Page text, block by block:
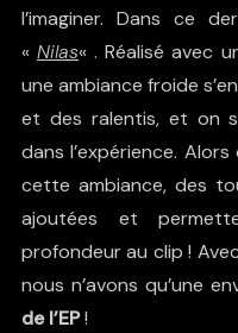
l’imaginer. Dans ce
«Nilas« . Réalisé avec
une ambiance froide
et des ralentis, et on
dans l’expérience.
cette ambiance, des
ajoutées et
profondeur au clip !
nous n’avons qu’une
de l’EP!